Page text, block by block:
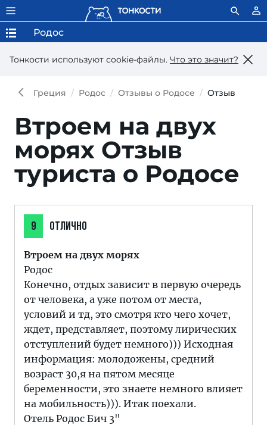
Тонкости используют сookie-файлы. Что это значит?
Родос
Греция Родос Отзывы о Родосе Отзыв
Втроем на двух
морях Отзыв
туриста о Родосе
9 ОТЛИЧНО
Втроем на двух морях
Родос
Конечно, отдых зависит в первую очередь
от человека, а уже потом от места,
условий и тд, это смотря кто чего хочет,
ждет, представляет, поэтому лирических
отступлений будет немного))) Исходная
информация: молодожены, средний
возраст 30,я на пятом месяце
беременности, это знаете немного влияет
на мобильность))). Итак поехали.
Отель Родос Бич 3"